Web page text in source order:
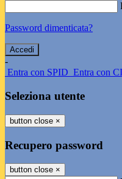
Password dimenticata?
-
Entra con SPID Entra con
Seleziona utente
button close ×
Recupero password
button close ×